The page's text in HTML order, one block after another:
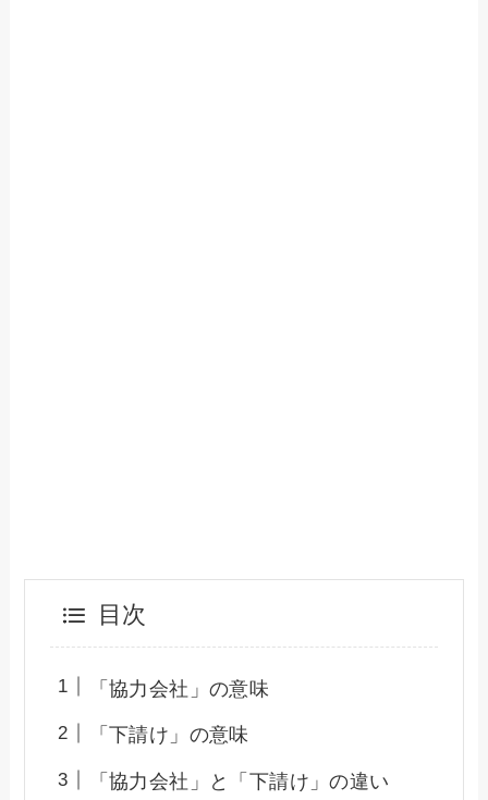
目次
「協力会社」の意味
「下請け」の意味
「協力会社」と「下請け」の違い